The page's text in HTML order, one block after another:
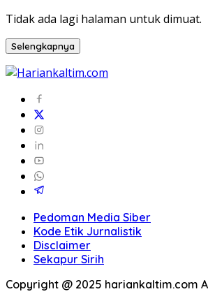
Tidak ada lagi halaman untuk dimuat.
Selengkapnya
Pedoman Media Siber
Kode Etik Jurnalistik
Disclaimer
Sekapur Sirih
Copyright @ 2025 hariankaltim.com